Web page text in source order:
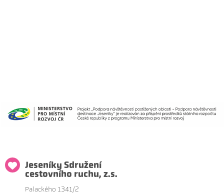
Jeseníky Sdružení
cestovního ruchu, z.s.
Palackého 1341/2